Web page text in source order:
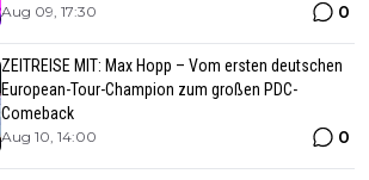
Aug 09, 17:30 0
ZEITREISE MIT: Max Hopp – Vom ersten deutschen
European-Tour-Champion zum großen PDC-
Comeback
Aug 10, 14:00 0